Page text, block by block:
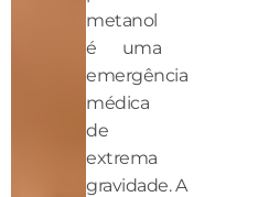
metanol
é uma
emergência
médica
de
extrema
gravidade. A